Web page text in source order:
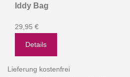
Iddy Bag
29,95 €
Details
Lieferung kostenfrei